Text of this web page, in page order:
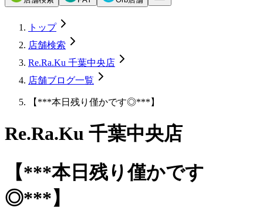
トップ
店舗検索
Re.Ra.Ku 千葉中央店
店舗ブログ一覧
【***本日残り僅かです◎***】
Re.Ra.Ku 千葉中央店
【***本日残り僅かです
◎***】